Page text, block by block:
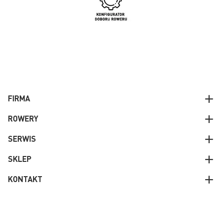
FIRMA
ROWERY
SERWIS
SKLEP
KONTAKT